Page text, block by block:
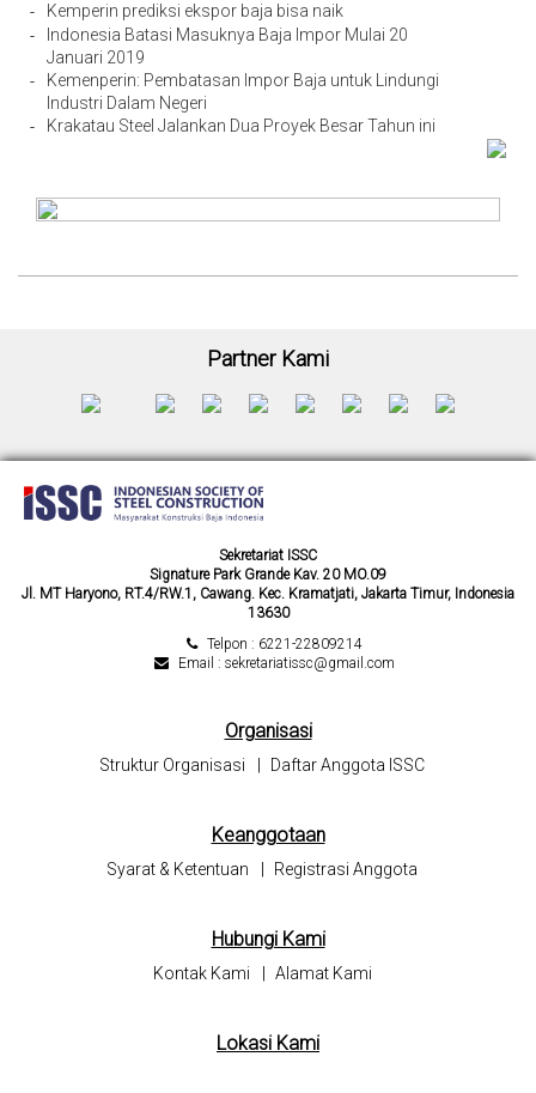
-
Kemperin prediksi ekspor baja bisa naik
-
Indonesia Batasi Masuknya Baja Impor Mulai 20
Januari 2019
-
Kemenperin: Pembatasan Impor Baja untuk Lindungi
Industri Dalam Negeri
-
Krakatau Steel Jalankan Dua Proyek Besar Tahun ini
Partner Kami
Sekretariat ISSC
Signature Park Grande Kav. 20 MO.09
Jl. MT Haryono, RT.4/RW.1, Cawang. Kec. Kramatjati, Jakarta Timur, Indonesia
13630
Telpon : 6221-22809214
Email : sekretariatissc@gmail.com
Organisasi
Struktur Organisasi Daftar Anggota ISSC
Keanggotaan
Syarat & Ketentuan Registrasi Anggota
Hubungi Kami
Kontak Kami Alamat Kami
Lokasi Kami